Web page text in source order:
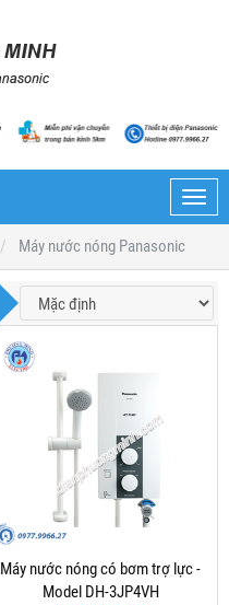
Máy nước nóng Panasonic
Máy nước nóng có bơm trợ lực -
Model DH-3JP4VH